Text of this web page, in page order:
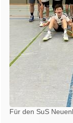
Für den SuS